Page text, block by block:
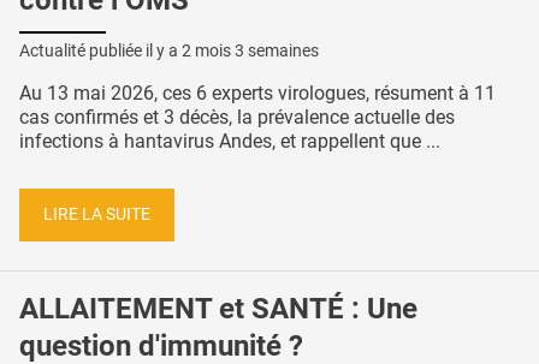
Actualité publiée il y a 2 mois 3 semaines
Au 13 mai 2026, ces 6 experts virologues, résument à 11
cas confirmés et 3 décès, la prévalence actuelle des
infections à hantavirus Andes, et rappellent que ...
LIRE LA SUITE
ALLAITEMENT et SANTÉ : Une
question d'immunité ?